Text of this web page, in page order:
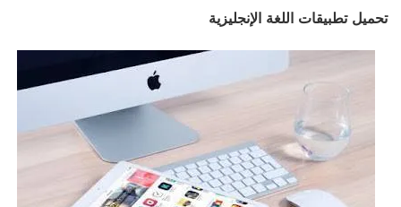
تحميل تطبيقات اللغة الإنجليزية